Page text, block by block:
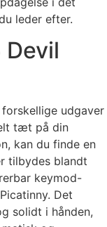
leder efter.
udgaver
tæt på din
kan du finde en
tilbydes blandt
keymod-
Det
solidt i hånden,